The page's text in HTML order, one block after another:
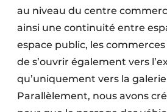
au niveau du centre
ainsi une continuité entre
espace public, les
de s’ouvrir également vers
qu’uniquement vers la
Parallèlement, nous avons